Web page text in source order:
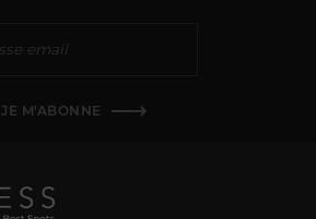
JE M'ABONNE